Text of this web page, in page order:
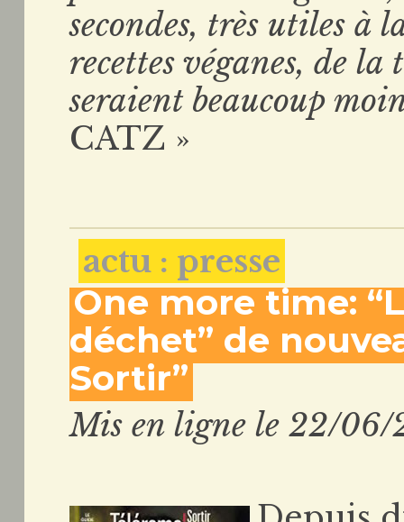
secondes, très utiles à
recettes véganes, de la
seraient beaucoup
CATZ »
actu : presse
One more time:
déchet” de
Sortir”
Mis en ligne le 22/06/